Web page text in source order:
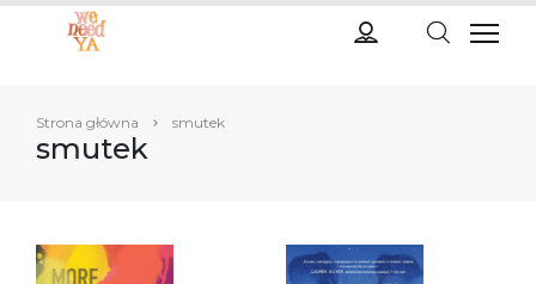
Strona główna smutek
smutek